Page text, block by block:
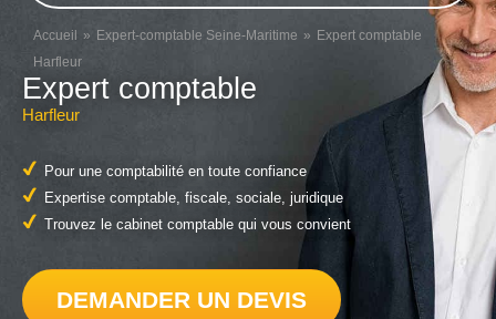
Accueil Expert-comptable Seine-Maritime
Expert comptable
Harfleur
Expert comptable
Harfleur
Pour une comptabilité en toute confiance
Expertise comptable, fiscale, sociale, juridique
Trouvez le cabinet comptable qui vous convient
DEMANDER UN DEVIS